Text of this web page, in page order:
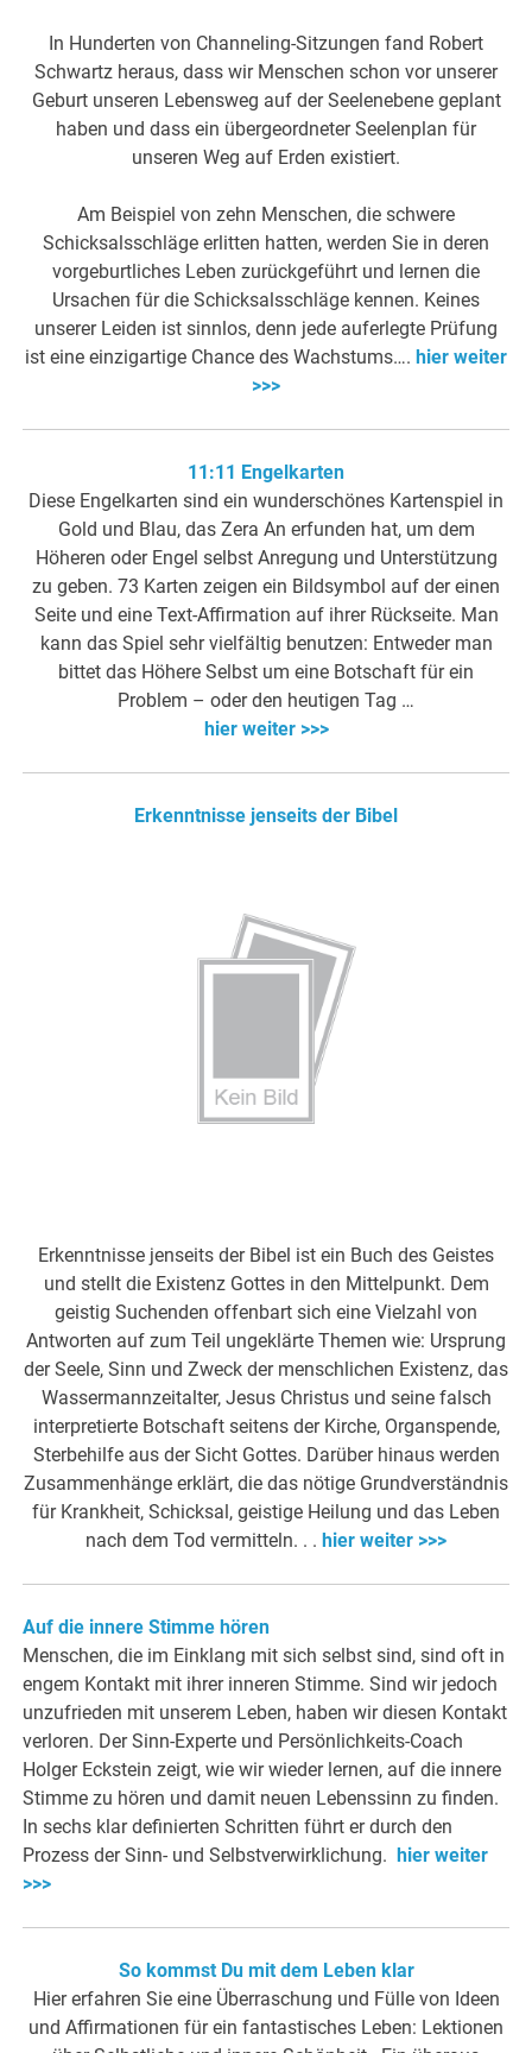
In Hunderten von Channeling-Sitzungen fand Robert
Schwartz heraus, dass wir Menschen schon vor unserer
Geburt unseren Lebensweg auf der Seelenebene geplant
haben und dass ein übergeordneter Seelenplan für
unseren Weg auf Erden existiert.
Am Beispiel von zehn Menschen, die schwere
Schicksalsschläge erlitten hatten, werden Sie in deren
vorgeburtliches Leben zurückgeführt und lernen die
Ursachen für die Schicksalsschläge kennen. Keines
unserer Leiden ist sinnlos, denn jede auferlegte Prüfung
ist eine einzigartige Chance des Wachstums…. hier weiter
>>>
11:11 Engelkarten
Diese Engelkarten sind ein wunderschönes Kartenspiel in
Gold und Blau, das Zera An erfunden hat, um dem
Höheren oder Engel selbst Anregung und Unterstützung
zu geben. 73 Karten zeigen ein Bildsymbol auf der einen
Seite und eine Text-Affirmation auf ihrer Rückseite. Man
kann das Spiel sehr vielfältig benutzen: Entweder man
bittet das Höhere Selbst um eine Botschaft für ein
Problem – oder den heutigen Tag …
hier weiter >>>
Erkenntnisse jenseits der Bibel
Erkenntnisse jenseits der Bibel ist ein Buch des Geistes
und stellt die Existenz Gottes in den Mittelpunkt. Dem
geistig Suchenden offenbart sich eine Vielzahl von
Antworten auf zum Teil ungeklärte Themen wie: Ursprung
der Seele, Sinn und Zweck der menschlichen Existenz, das
Wassermannzeitalter, Jesus Christus und seine falsch
interpretierte Botschaft seitens der Kirche, Organspende,
Sterbehilfe aus der Sicht Gottes. Darüber hinaus werden
Zusammenhänge erklärt, die das nötige Grundverständnis
für Krankheit, Schicksal, geistige Heilung und das Leben
nach dem Tod vermitteln. . . hier weiter >>>
Auf die innere Stimme hören
Menschen, die im Einklang mit sich selbst sind, sind oft in
engem Kontakt mit ihrer inneren Stimme. Sind wir jedoch
unzufrieden mit unserem Leben, haben wir diesen Kontakt
verloren. Der Sinn-Experte und Persönlichkeits-Coach
Holger Eckstein zeigt, wie wir wieder lernen, auf die innere
Stimme zu hören und damit neuen Lebenssinn zu finden.
In sechs klar definierten Schritten führt er durch den
Prozess der Sinn- und Selbstverwirklichung.hier weiter
>>>
So kommst Du mit dem Leben klar
Hier erfahren Sie eine Überraschung und Fülle von Ideen
und Affirmationen für ein fantastisches Leben: Lektionen